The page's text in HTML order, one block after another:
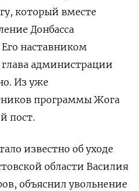
который вместе
Донбасса
Его наставником
администрации
Из уже
программы Жога
пост.
известно об уходе
области Василия
объяснил увольнение